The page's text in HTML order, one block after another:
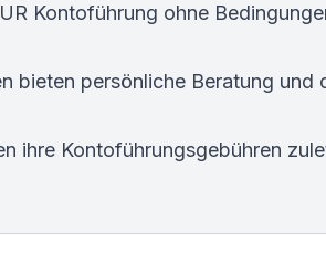
Kontoführung ohne
bieten persönliche Beratung und
ihre Kontoführungsgebühren